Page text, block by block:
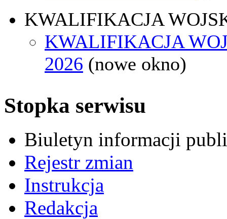
KWALIFIKACJA
KWALIFIKACJA
2026 (nowe okno)
Stopka serwisu
Biuletyn informacji
Rejestr zmian
Instrukcja
Redakcja